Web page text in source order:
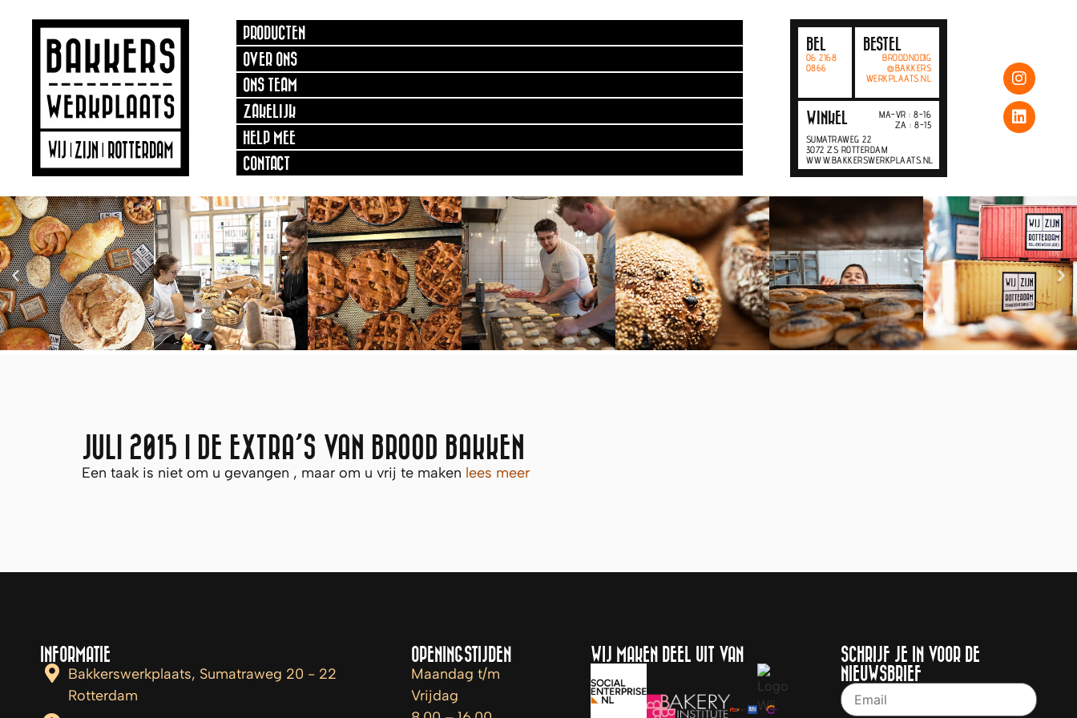
PRODUCTEN
OVER ONS
ONS TEAM
ZAKELIJK
HELP MEE
CONTACT
BEL
06 2168
0866
BESTEL
BROODNODIG
@BAKKERS
WERKPLAATS.NL
WINKEL
MA-VR : 8-16
ZA : 8-15
SUMATRAWEG 22
3072 ZS ROTTERDAM
WWW.BAKKERSWERKPLAATS.NL
JULI 2015 | DE EXTRA’S VAN BROOD BAKKEN
Een taak is niet om u gevangen , maar om u vrij te maken lees meer
INFORMATIE
Bakkerswerkplaats, Sumatraweg 20 - 22
Rotterdam
OPENINGSTIJDEN
Maandag t/m
Vrijdag
WIJ MAKEN DEEL UIT VAN
SCHRIJF JE IN VOOR DE
NIEUWSBRIEF